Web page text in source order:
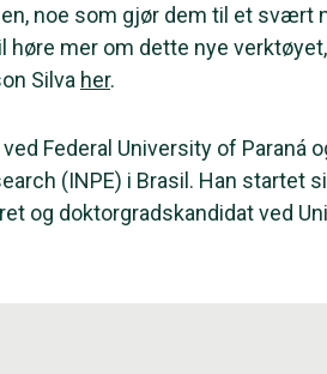
noe som gjør dem til et svært
høre mer om dette nye
Silva her.
Federal University of Paraná
(INPE) i Brasil. Han startet
og doktorgradskandidat ved